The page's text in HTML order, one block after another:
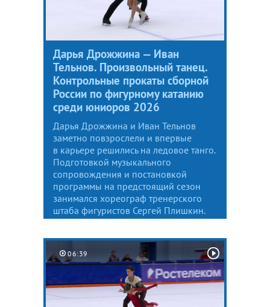
Дарья Дрожжина — Иван
Тельнов. Произвольный танец.
Контрольные прокаты сборной
России по фигурному катанию
среди юниоров 2026
Дарья Дрожжина и Иван Тельнов
заметно повзрослели и впервые
в карьере решились на ледовое танго.
Подготовкой музыкального
сопровождения и постановкой
программы на предстоящий сезон
занимался хореограф тренерского
штаба фигуристов Сергей Плишкин.
06:39